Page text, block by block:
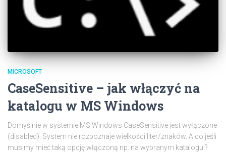
MICROSOFT
CaseSensitive – jak włączyć na
katalogu w MS Windows
Domyślnie w systemie MS Windows CaseSensitive jest wyłączone
(disabled). System nie rozpoznaje wielkości liter/znaków. A co jeśli
musimy mieć taką opcję włączoną np. na wybranym katalogu ?